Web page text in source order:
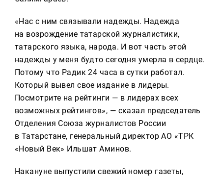
«Нас с ним связывали надежды. Надежда
на возрождение татарской журналистики,
татарского языка, народа. И вот часть этой
надежды у меня будто сегодня умерла в сердце.
Потому что Радик 24 часа в сутки работал.
Который вывел свое издание в лидеры.
Посмотрите на рейтинги — в лидерах всех
возможных рейтингов», — сказал председатель
Отделения Союза журналистов России
в Татарстане, генеральный директор АО «ТРК
«Новый Век» Ильшат Аминов.
Накануне выпустили свежий номер газеты,